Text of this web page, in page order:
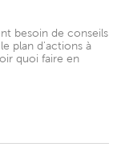
besoin de conseils
plan d'actions à
quoi faire en